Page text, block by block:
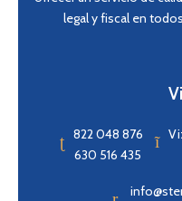
legal y fiscal en
822 048 876
630 516 435